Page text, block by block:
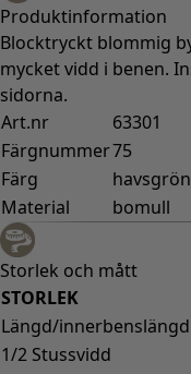
Lantlig inredning
Rolig inredning
Färgglad inredning
Blommig inredning
Natur
Bohemisk inredning
Skandinavisk inredning
Mysig inredning